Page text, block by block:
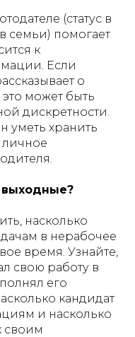
(статус в
семьи) помогает
к
Если
о
может быть
дискретности.
уметь хранить
личное
выходные?
насколько
в нерабочее
время. Узнайте,
свою работу в
его
кандидат
и насколько
своим